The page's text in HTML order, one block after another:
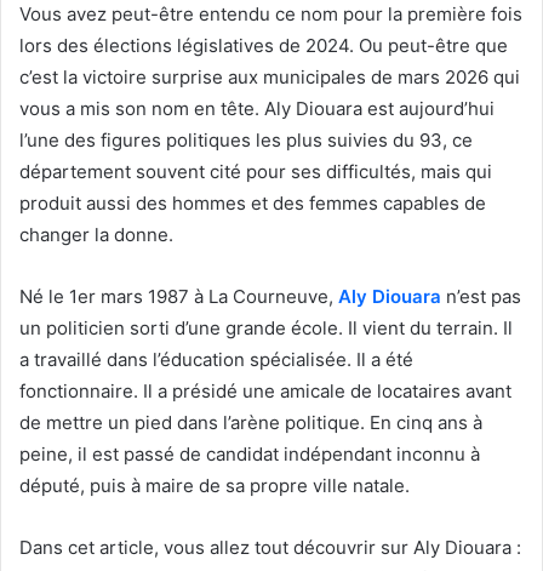
Vous avez peut-être entendu ce nom pour la première fois
lors des élections législatives de 2024. Ou peut-être que
c’est la victoire surprise aux municipales de mars 2026 qui
vous a mis son nom en tête. Aly Diouara est aujourd’hui
l’une des figures politiques les plus suivies du 93, ce
département souvent cité pour ses difficultés, mais qui
produit aussi des hommes et des femmes capables de
changer la donne.
Né le 1er mars 1987 à La Courneuve, Aly Diouara n’est pas
un politicien sorti d’une grande école. Il vient du terrain. Il
a travaillé dans l’éducation spécialisée. Il a été
fonctionnaire. Il a présidé une amicale de locataires avant
de mettre un pied dans l’arène politique. En cinq ans à
peine, il est passé de candidat indépendant inconnu à
député, puis à maire de sa propre ville natale.
Dans cet article, vous allez tout découvrir sur Aly Diouara :